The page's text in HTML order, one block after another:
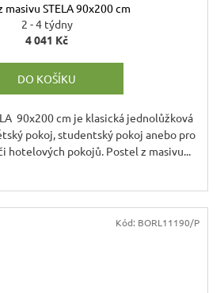
masivu STELA 90x200 cm
2 - 4 týdny
4 041 Kč
DO KOŠÍKU
90x200 cm je klasická jednolůžková
pokoj, studentský pokoj anebo pro
hotelových pokojů. Postel z masivu...
Kód: BORL11190/P